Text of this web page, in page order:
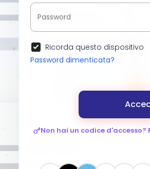
Ricorda questo dispositivo
Password dimenticata?
Non hai un codice d'accesso?